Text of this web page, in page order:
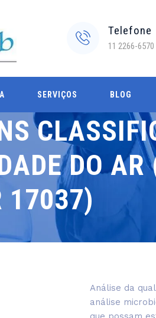
Telefone
11 2266-6570
SERVIÇOS BLOG
DO
17037)
Análise da
análise